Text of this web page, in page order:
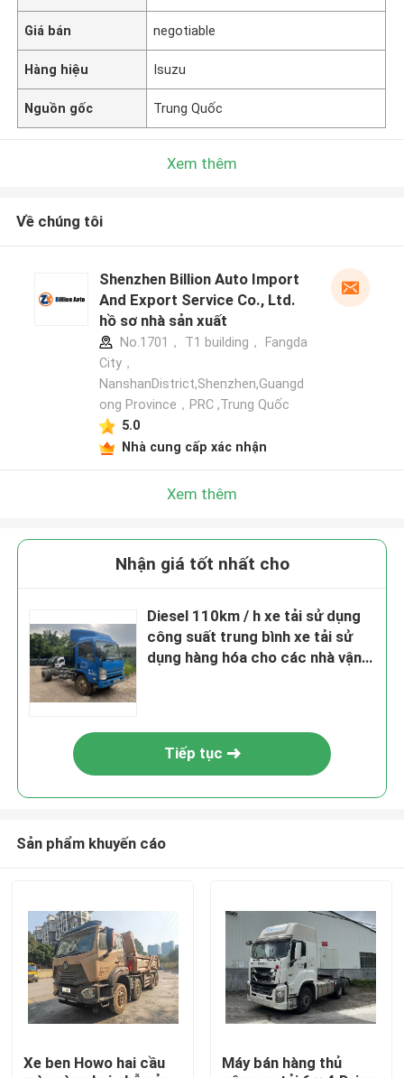
Giá bán negotiable
Hàng hiệu Isuzu
Nguồn gốc Trung Quốc
Xem thêm
Về chúng tôi
Shenzhen Billion Auto Import
And Export Service Co., Ltd.
hồ sơ nhà sản xuất
No.1701， T1 building， Fangda
City，
NanshanDistrict,Shenzhen,Guangd
ong Province，PRC ,Trung Quốc
5.0
Nhà cung cấp xác nhận
Xem thêm
Nhận giá tốt nhất cho
Diesel 110km / h xe tải sử dụng
công suất trung bình xe tải sử
dụng hàng hóa cho các nhà vận
Tiếp tục
Sản phẩm khuyến cáo
Xe ben Howo hai cầu
Máy bán hàng thủ